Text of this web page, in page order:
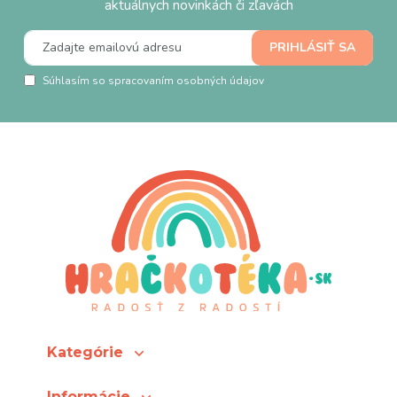
aktuálnych novinkách či zľavách
Súhlasím so spracovaním osobných údajov
Kategórie